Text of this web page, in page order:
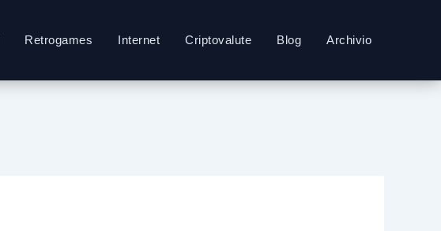
Retrogames Internet Criptovalute Blog Archivio